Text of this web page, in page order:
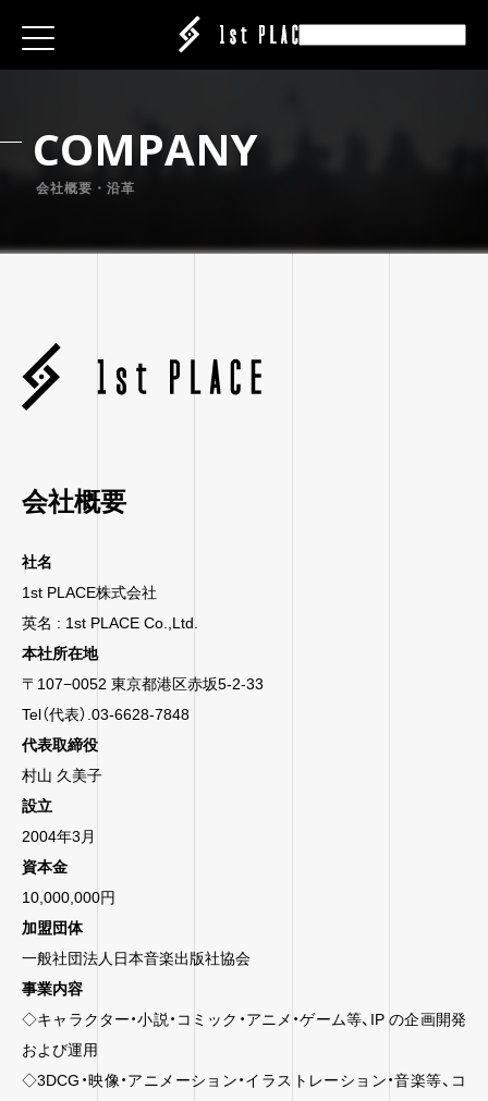
COMPANY
会社概要・沿革
会社概要
社名
1st PLACE株式会社
英名 : 1st PLACE Co.,Ltd.
本社所在地
〒107−0052 東京都港区赤坂5-2-33
Tel（代表）.03-6628-7848
代表取締役
村山 久美子
設立
2004年3月
資本金
10,000,000円
加盟団体
一般社団法人日本音楽出版社協会
事業内容
◇キャラクター・小説・コミック・アニメ・ゲーム等、IP の企画開発
および運用
◇3DCG・映像・アニメーション・イラストレーション・音楽等、コ